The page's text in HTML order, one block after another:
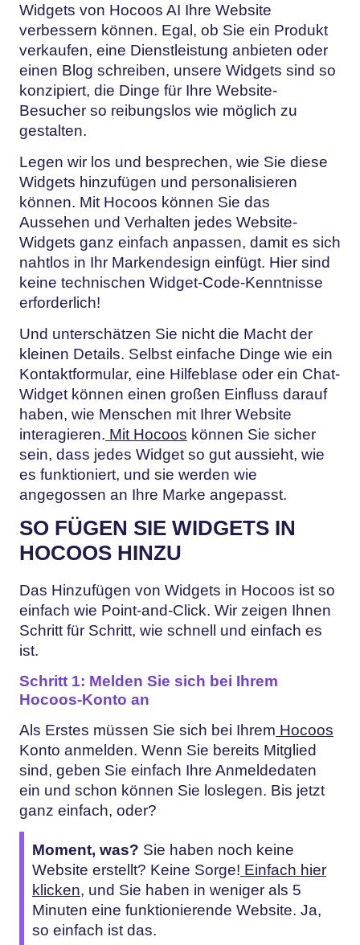
Widgets von Hocoos AI Ihre Website
verbessern können. Egal, ob Sie ein Produkt
verkaufen, eine Dienstleistung anbieten oder
einen Blog schreiben, unsere Widgets sind so
konzipiert, die Dinge für Ihre Website-
Besucher so reibungslos wie möglich zu
gestalten.
Legen wir los und besprechen, wie Sie diese
Widgets hinzufügen und personalisieren
können. Mit Hocoos können Sie das
Aussehen und Verhalten jedes Website-
Widgets ganz einfach anpassen, damit es sich
nahtlos in Ihr Markendesign einfügt. Hier sind
keine technischen Widget-Code-Kenntnisse
erforderlich!
Und unterschätzen Sie nicht die Macht der
kleinen Details. Selbst einfache Dinge wie ein
Kontaktformular, eine Hilfeblase oder ein Chat-
Widget können einen großen Einfluss darauf
haben, wie Menschen mit Ihrer Website
interagieren. Mit Hocoos können Sie sicher
sein, dass jedes Widget so gut aussieht, wie
es funktioniert, und sie werden wie
angegossen an Ihre Marke angepasst.
SO FÜGEN SIE WIDGETS IN
HOCOOS HINZU
Das Hinzufügen von Widgets in Hocoos ist so
einfach wie Point-and-Click. Wir zeigen Ihnen
Schritt für Schritt, wie schnell und einfach es
ist.
Schritt 1: Melden Sie sich bei Ihrem
Hocoos-Konto an
Als Erstes müssen Sie sich bei Ihrem Hocoos
Konto anmelden. Wenn Sie bereits Mitglied
sind, geben Sie einfach Ihre Anmeldedaten
ein und schon können Sie loslegen. Bis jetzt
ganz einfach, oder?
Moment, was? Sie haben noch keine
Website erstellt? Keine Sorge! Einfach hier
klicken, und Sie haben in weniger als 5
Minuten eine funktionierende Website. Ja,
so einfach ist das.